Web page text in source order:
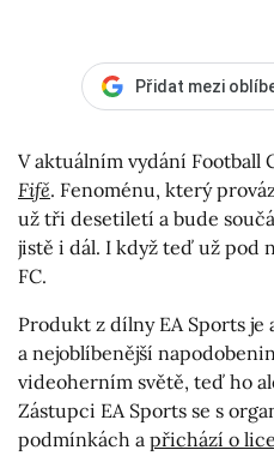
Přidat mezi
V aktuálním vydání Football
Fifě. Fenoménu, který
už tři desetiletí a bude
jistě i dál. I když teď už pod
FC.
Produkt z dílny EA Sports je
a nejoblíbenější
videoherním světě, teď ho
Zástupci EA Sports se s
podmínkách a přichází o